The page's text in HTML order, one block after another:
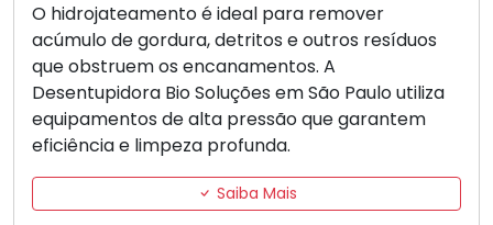
O hidrojateamento é ideal para remover
acúmulo de gordura, detritos e outros resíduos
que obstruem os encanamentos. A
Desentupidora Bio Soluções em São Paulo utiliza
equipamentos de alta pressão que garantem
eficiência e limpeza profunda.
Saiba Mais